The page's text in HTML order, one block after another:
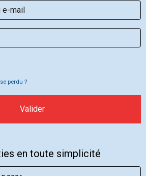
perdu ?
Valider
en toute simplicité